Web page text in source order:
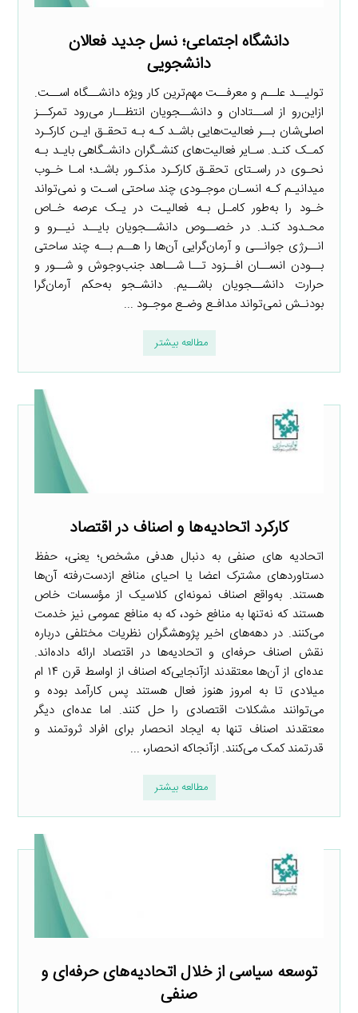
دانشگاه اجتماعی؛ نسل جدید فعالان
دانشجویی
تولیــد علــم و معرفــت مهم‌ترین کار ویژه دانشــگاه اســت.
ازاین‌رو از اســتادان و دانشــجویان انتظــار می‌رود تمرکــز
اصلی‌شان بــر فعالیت‌هایی باشـد کـه بـه تحقـق ایـن کارکـرد
کمـک کنـد. سـایر فعالیت‌های کنشـگران دانشـگاهی بایـد بـه
نحـوی در راسـتای تحقـق کارکـرد مذکـور باشـد؛ امـا خـوب
میدانیـم کـه انسـان موجـودی چند ساحتی اسـت و نمی‌تواند
خـود را به‌طور کامـل بـه فعالیـت در یـک عرصه خـاص
محـدود کنـد. در خصــوص دانشــجویان بایــد نیــرو و
انــرژی جوانــی و آرمان‌گرایی آن‌ها را هــم بــه چند ساحتی
بــودن انســان افــزود تــا شــاهد جنب‌وجوش و شــور و
حرارت دانشــجویان باشــیم. دانشـجو به‌حکم آرمان‌گرا
بودنـش نمی‌تواند مدافـع وضـع موجـود ...
مطالعه بیشتر
کارکرد اتحادیه‌ها و اصناف در اقتصاد
اتحادیه­ های صنفی به دنبال هدفی مشخص؛ یعنی، حفظ
دستاوردهای مشترک اعضا یا احیای منافع ازدست‌رفته آن‌ها
هستند. به‌واقع اصناف نمونه‌ای کلاسیک از مؤسسات خاص
هستند که نه‌تنها به منافع خود، که به منافع عمومی نیز خدمت
می‌کنند. در دهه‌های اخیر پژوهشگران نظریات مختلفی درباره
نقش اصناف حرفه‌ای و اتحادیه‌ها در اقتصاد ارائه داده‌اند.
عده‌ای از آن‌ها معتقدند ازآنجایی‌که اصناف از اواسط قرن ۱۴ ام
میلادی تا به امروز هنوز فعال هستند پس کارآمد بوده و
می‌توانند مشکلات اقتصادی را حل کنند. اما عده‌ای دیگر
معتقدند اصناف تنها به ایجاد انحصار برای افراد ثروتمند و
قدرتمند کمک می‌کنند. ازآنجاکه انحصار، ...
مطالعه بیشتر
توسعه سیاسی از خلال اتحادیه‌های حرفه‌ای و
صنفی